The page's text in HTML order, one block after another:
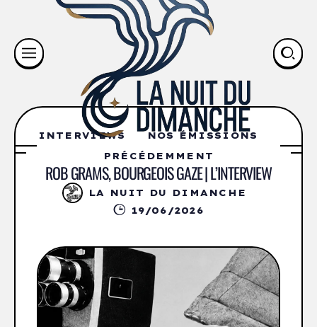
INTERVIEWS
NOS ÉMISSIONS
PRÉCÉDEMMENT
ROB GRAMS, BOURGEOIS GAZE | L’INTERVIEW
LA NUIT DU DIMANCHE
19/06/2026